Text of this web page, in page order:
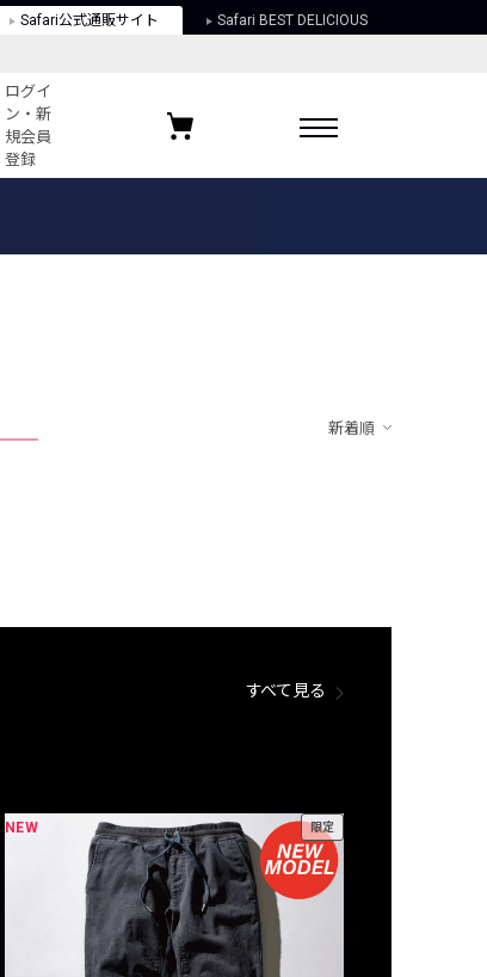
Safari公式通販サイト Safari BEST DELICIOUS
ログイ
ン・新
規会員
登録
お気に入りブランド
新着順
すべて見る
NEW 限定